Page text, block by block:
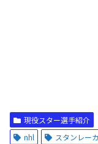
現役スター選手紹介
nhl
スタンレー